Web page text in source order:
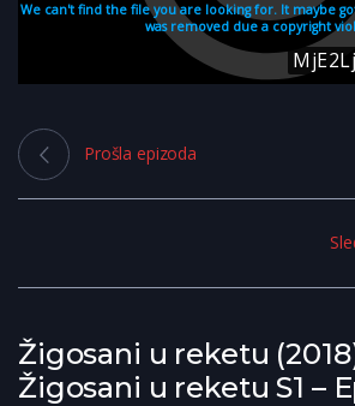
Žigosani u reketu
Žigosani u reketu S1 –
Prošla epizoda